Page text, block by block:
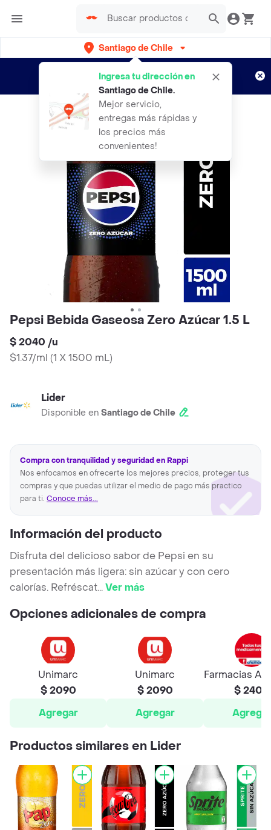
Santiago de Chile
Ingresa tu dirección en
Santiago de Chile.
Mejor servicio,
entregas más rápidas y
los precios más
convenientes!
envíos gratis por semanas
Aplican TyC
Pepsi Bebida Gaseosa Zero Azúcar 1.5 L
$ 2040 /u
$1.37/ml (1 X 1500 mL)
Lider
Disponible en Santiago de Chile
Compra con tranquilidad y seguridad en Rappi
Nos enfocamos en ofrecerte los mejores precios, proteger tus
compras y que puedas utilizar el medio de pago más practico
para ti. Conoce más...
Información del producto
Disfruta del delicioso sabor de Pepsi en su
presentación más ligera: sin azúcar y con cero
calorías. Refréscat...Ver más
Opciones adicionales de compra
Unimarc
$ 2090
Agregar
Unimarc
$ 2090
Agregar
Farmacias
$ 2400
Agregar
Productos similares en Lider